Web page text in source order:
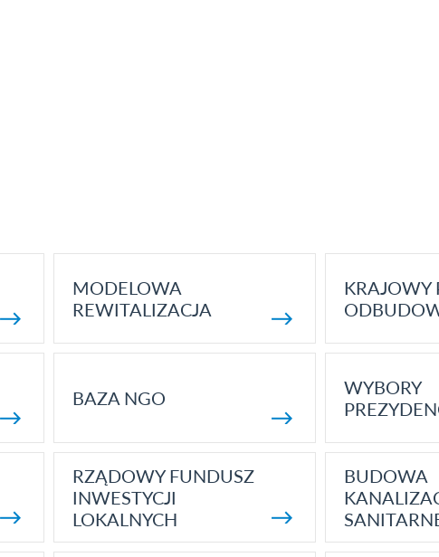
MODELOWA
REWITALIZACJA
KRAJOWY
BAZA NGO
WYBORY
RZĄDOWY FUNDUSZ
INWESTYCJI
LOKALNYCH
BUDOWA